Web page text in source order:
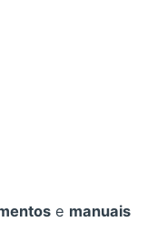
e manuais